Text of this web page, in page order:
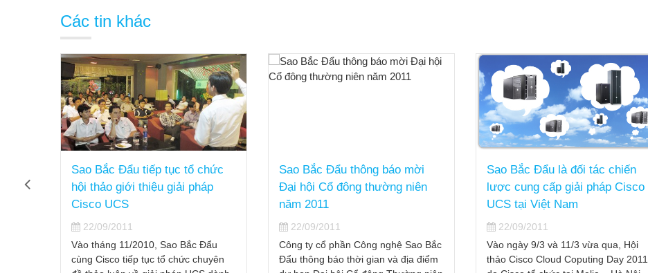
Các tin khác
Sao Bắc Đẩu tiếp tục tổ chức
hội thảo giới thiệu giải pháp
Cisco UCS
22/09/2011
Vào tháng 11/2010, Sao Bắc Đẩu
cùng Cisco tiếp tục tổ chức chuyên
Sao Bắc Đẩu thông báo mời
Đại hội Cổ đông thường niên
năm 2011
22/09/2011
Công ty cổ phần Công nghệ Sao Bắc
Đẩu thông báo thời gian và địa điểm
Sao Bắc Đẩu là đối tác chiến
lược cung cấp giải pháp Cisco
UCS tại Việt Nam
22/09/2011
Vào ngày 9/3 và 11/3 vừa qua, Hội
thảo Cisco Cloud Coputing Day 2011